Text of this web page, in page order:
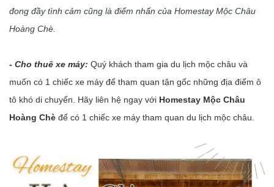
đong đầy tình cảm cũng là điểm nhấn của Homestay Mộc Châu
Hoàng Chè.
- Cho thuê xe máy: Quý khách tham gia du lịch mộc châu và
muốn có 1 chiếc xe máy để tham quan tận gốc những địa điểm ô
tô khó di chuyển. Hãy liên hệ ngay với Homestay Mộc Châu
Hoàng Chè để có 1 chiếc xe máy tham quan du lịch mộc châu.